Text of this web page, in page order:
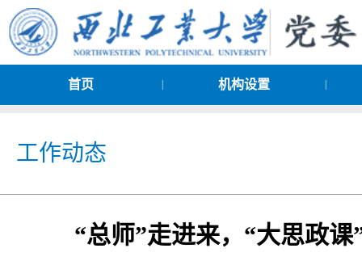
首页 机构设置
工作动态
“总师”走进来，“大思政